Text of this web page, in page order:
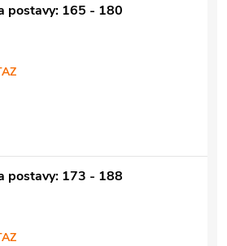
postavy: 165 - 180
postavy: 173 - 188